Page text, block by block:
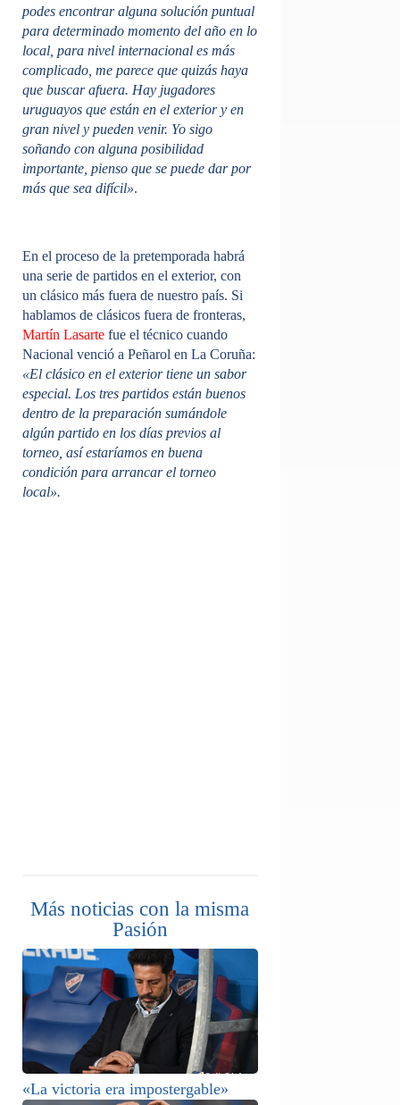
podes encontrar alguna solución puntual
para determinado momento del año en lo
local, para nivel internacional es más
complicado, me parece que quizás haya
que buscar afuera. Hay jugadores
uruguayos que están en el exterior y en
gran nivel y pueden venir. Yo sigo
soñando con alguna posibilidad
importante, pienso que se puede dar por
más que sea difícil».
En el proceso de la pretemporada habrá
una serie de partidos en el exterior, con
un clásico más fuera de nuestro país. Si
hablamos de clásicos fuera de fronteras,
Martín Lasarte fue el técnico cuando
Nacional venció a Peñarol en La Coruña:
«El clásico en el exterior tiene un sabor
especial. Los tres partidos están buenos
dentro de la preparación sumándole
algún partido en los días previos al
torneo, así estaríamos en buena
condición para arrancar el torneo
local».
Más noticias con la misma
Pasión
«La victoria era impostergable»